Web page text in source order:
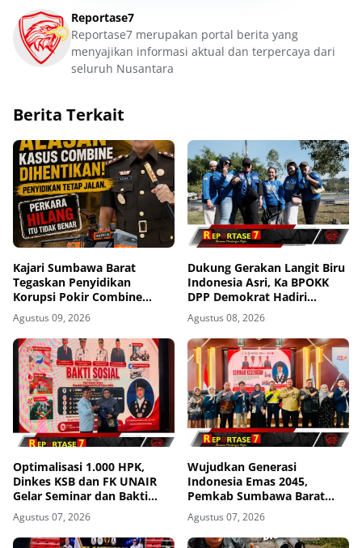
Reportase7
Reportase7 merupakan portal berita yang
menyajikan informasi aktual dan terpercaya dari
seluruh Nusantara
Berita Terkait
Kajari Sumbawa Barat
Tegaskan Penyidikan
Korupsi Pokir Combine
Tetap Berjalan, Agung: Tidak
Ada Alasan Kasus
Dihentikan
Agustus 09, 2026
Dukung Gerakan Langit Biru
Indonesia Asri, Ka BPOKK
DPP Demokrat Hadiri
Kegiatan di Loteng
Agustus 08, 2026
Optimalisasi 1.000 HPK,
Dinkes KSB dan FK UNAIR
Gelar Seminar dan Bakti
Sosial
Agustus 07, 2026
Wujudkan Generasi
Indonesia Emas 2045,
Pemkab Sumbawa Barat
Perkuat Komitmen Lewat
Seminar Kesehatan 1.000
HPK
Agustus 07, 2026